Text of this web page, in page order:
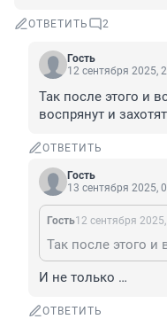
ОТВЕТИТЬ 2
Гость
12 сентября 2025,
Так после этого и
воспрянут и
ОТВЕТИТЬ
Гость
13 сентября 2025,
Гость12 сентября
И не только …
ОТВЕТИТЬ